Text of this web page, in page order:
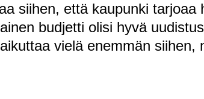
siihen, että kaupunki tarjoaa
budjetti olisi hyvä
vielä enemmän siihen,